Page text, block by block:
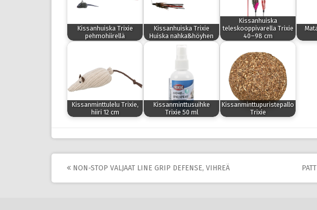
Kissanhuiska Trixie
pehmohiirellä
Kissanhuiska Trixie
Huiska nahka&höyhen
Kissanhuiska
teleskooppivarella Trixie
40–98 cm
Kissanminttulelu Trixie,
hiiri 12 cm
Kissanminttusuihke
Trixie 50 ml
Kissanminttupuristepallo
Trixie
Post
navigation
NON-STOP VALJAAT LINE GRIP DEFENSE, VIHREÄ